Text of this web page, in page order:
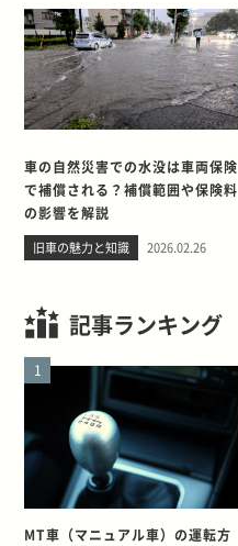
車の自然災害での水没は車両保険
で補償される？補償範囲や保険料
の影響を解説
旧車の魅力と知識 2026.02.26
記事ランキング
1
MT車（マニュアル車）の運転方